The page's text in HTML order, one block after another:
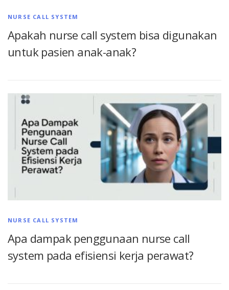
NURSE CALL SYSTEM
Apakah nurse call system bisa digunakan
untuk pasien anak-anak?
NURSE CALL SYSTEM
Apa dampak penggunaan nurse call
system pada efisiensi kerja perawat?